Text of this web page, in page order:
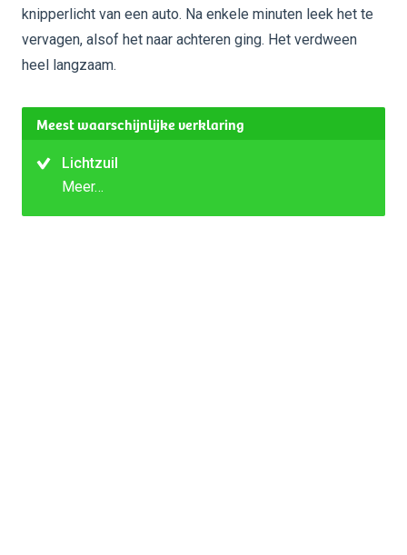
knipperlicht van een auto. Na enkele minuten leek het te
vervagen, alsof het naar achteren ging. Het verdween
heel langzaam.
Meest waarschijnlijke verklaring
Lichtzuil
Meer…